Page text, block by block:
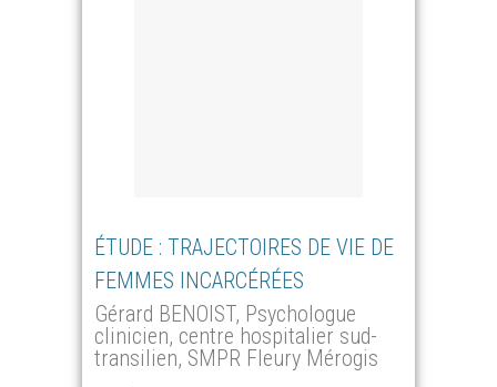
ÉTUDE : TRAJECTOIRES DE VIE DE
FEMMES INCARCÉRÉES
Gérard BENOIST, Psychologue
clinicien, centre hospitalier sud-
transilien, SMPR Fleury Mérogis